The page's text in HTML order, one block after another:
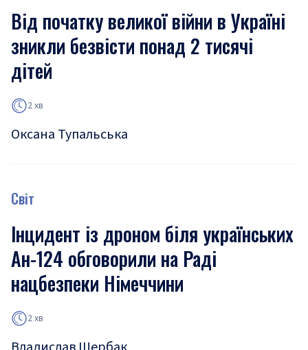
Від початку великої війни в Україні
зникли безвісти понад 2 тисячі
дітей
2 хв
Оксана Тупальська
Світ
Інцидент із дроном біля українських
Ан-124 обговорили на Раді
нацбезпеки Німеччини
2 хв